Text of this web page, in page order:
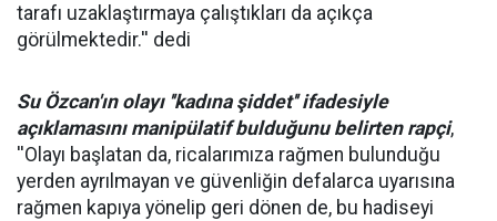
tarafı uzaklaştırmaya çalıştıkları da açıkça
görülmektedir.'' dedi
Su Özcan'ın olayı ''kadına şiddet'' ifadesiyle
açıklamasını manipülatif bulduğunu belirten rapçi,
''Olayı başlatan da, ricalarımıza rağmen bulunduğu
yerden ayrılmayan ve güvenliğin defalarca uyarısına
rağmen kapıya yönelip geri dönen de, bu hadiseyi